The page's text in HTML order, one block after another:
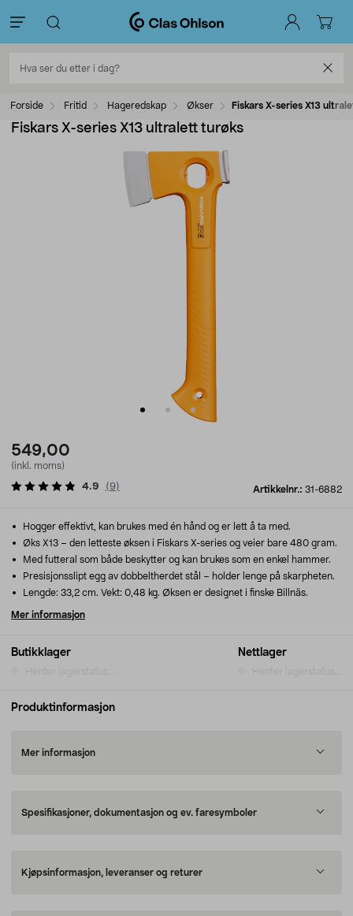
Forside Fritid Hageredskap Økser Fiskars X-series X13
Fiskars X-series X13 ultralett turøks
549,00
(inkl. moms)
Artikkelnr.: 31-6882
4.9 (9)
Butikklager Nettlager
Hogger effektivt, kan brukes med én hånd og er lett å ta med.
Øks X13 – den letteste øksen i Fiskars X-series og veier bare 480 gram.
Med futteral som både beskytter og kan brukes som en enkel hammer.
Presisjonsslipt egg av dobbeltherdet stål – holder lenge på skarpheten.
Lengde: 33,2 cm. Vekt: 0,48 kg. Øksen er designet i finske Billnäs.
Mer informasjon
Produktinformasjon
Mer informasjon
Spesifikasjoner, dokumentasjon og ev. faresymboler
Kjøpsinformasjon, leveranser og returer